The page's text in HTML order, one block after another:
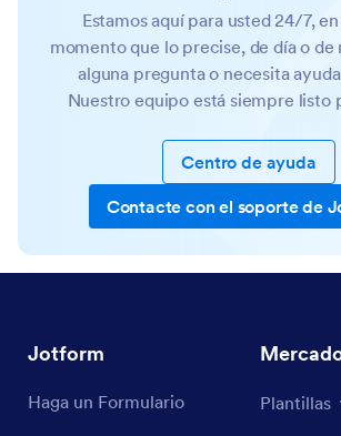
Estamos aquí para usted 24/7,
momento que lo precise, de día o de
alguna pregunta o necesita
Nuestro equipo está siempre listo
Centro de ayuda
Contacte con el soporte de
Jotform
Haga un Formulario Plantillas